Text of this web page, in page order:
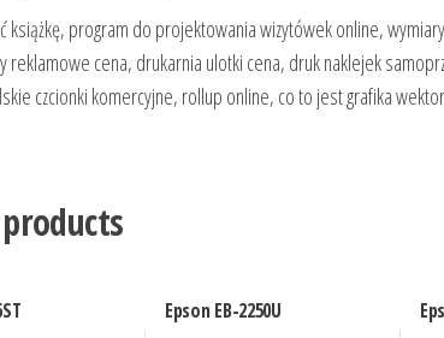
książkę, program do projektowania wizytówek online,
reklamowe cena, drukarnia ulotki cena, druk naklejek
czcionki komercyjne, rollup online, co to jest grafika
Epson EB-2250U